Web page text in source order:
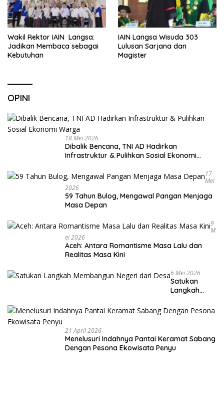
Wakil Rektor IAIN Langsa:
Jadikan Membaca sebagai
Kebutuhan
IAIN Langsa Wisuda 303
Lulusan Sarjana dan
Magister
OPINI
18 Mei 2026
Dibalik Bencana, TNI AD Hadirkan
Infrastruktur & Pulihkan Sosial Ekonomi
17
Mei
2026
59 Tahun Bulog, Mengawal Pangan Menjaga
Masa Depan
9
M
Ei 2026
Aceh: Antara Romantisme Masa Lalu dan
Realitas Masa Kini
6 Mei 2026
Satukan
Langkah
Negeri dari
Desa
21 April 2026
Menelusuri Indahnya Pantai Keramat Sabang
Dengan Pesona Ekowisata Penyu